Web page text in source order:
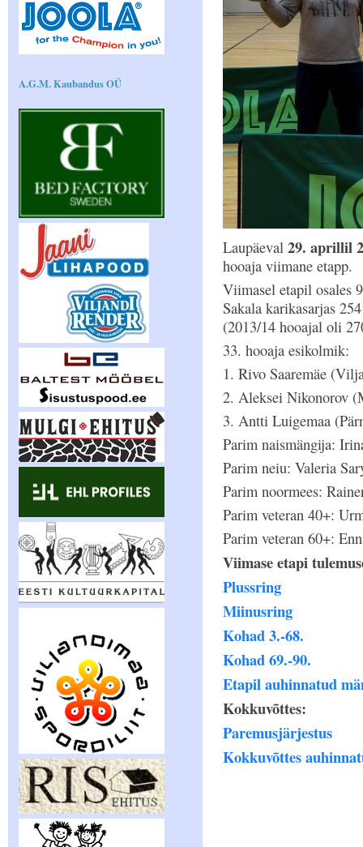
A.G.M. Kaubandus OÜ
Laupäeval 29. aprillil
hooaja viimane etapp.
Viimasel etapil osales
Sakala karikasarjas
(2013/14 hooajal oli
33. hooaja esikolmik:
1. Rivo Saaremäe
2. Aleksei Nikonorov
3. Antti Luigemaa
Parim naismängija:
Parim neiu: Valeria
Parim noormees:
Parim veteran 40+:
Parim veteran 60+:
Viimase etapi
Plussring
Miinusring
Kohad 3.-68.
Kohad 69.-90.
Etapil auhinnatud
Kokkuvõttes:
Paremusjärjestus
Kokkuvõttes